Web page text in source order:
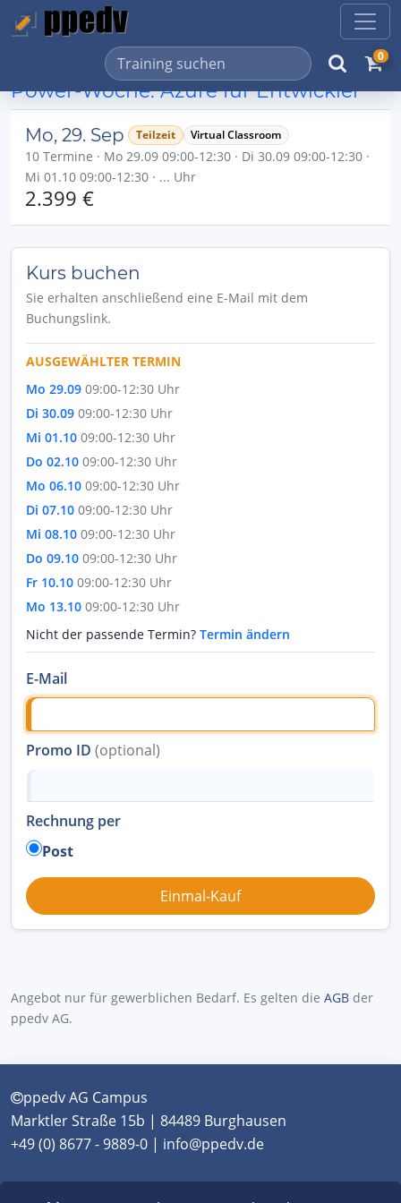
0
Power-Woche: Azure für Entwickler
Mo, 29. Sep Teilzeit Virtual Classroom
10 Termine · Mo 29.09 09:00-12:30 · Di 30.09 09:00-12:30 ·
Mi 01.10 09:00-12:30 · ... Uhr
2.399 €
Kurs buchen
Sie erhalten anschließend eine E-Mail mit dem
Buchungslink.
AUSGEWÄHLTER TERMIN
Mo 29.09 09:00-12:30 Uhr
Di 30.09 09:00-12:30 Uhr
Mi 01.10 09:00-12:30 Uhr
Do 02.10 09:00-12:30 Uhr
Mo 06.10 09:00-12:30 Uhr
Di 07.10 09:00-12:30 Uhr
Mi 08.10 09:00-12:30 Uhr
Do 09.10 09:00-12:30 Uhr
Fr 10.10 09:00-12:30 Uhr
Mo 13.10 09:00-12:30 Uhr
Nicht der passende Termin? Termin ändern
E-Mail
Promo ID (optional)
Rechnung per
Post
Angebot nur für gewerblichen Bedarf. Es gelten die AGB der
ppedv AG.
ppedv AG Campus
Marktler Straße 15b | 84489 Burghausen
+49 (0) 8677 - 9889-0 | info@ppedv.de